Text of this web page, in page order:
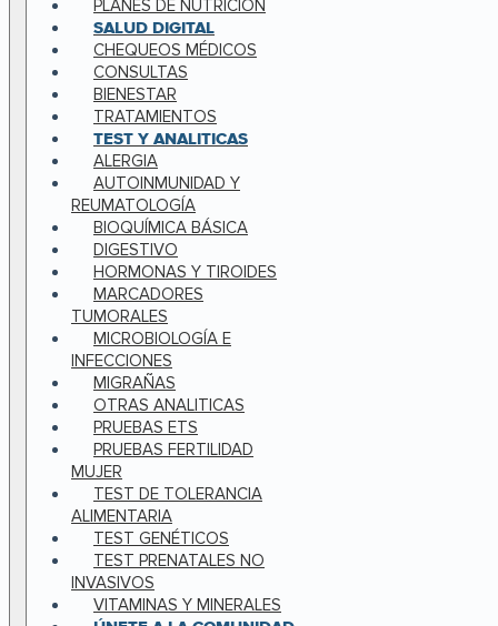
PLANES DE NUTRICION
SALUD DIGITAL
CHEQUEOS MÉDICOS
CONSULTAS
BIENESTAR
TRATAMIENTOS
TEST Y ANALITICAS
ALERGIA
AUTOINMUNIDAD Y
REUMATOLOGÍA
BIOQUÍMICA BÁSICA
DIGESTIVO
HORMONAS Y TIROIDES
MARCADORES
TUMORALES
MICROBIOLOGÍA E
INFECCIONES
MIGRAÑAS
OTRAS ANALITICAS
PRUEBAS ETS
PRUEBAS FERTILIDAD
MUJER
TEST DE TOLERANCIA
ALIMENTARIA
TEST GENÉTICOS
TEST PRENATALES NO
INVASIVOS
VITAMINAS Y MINERALES